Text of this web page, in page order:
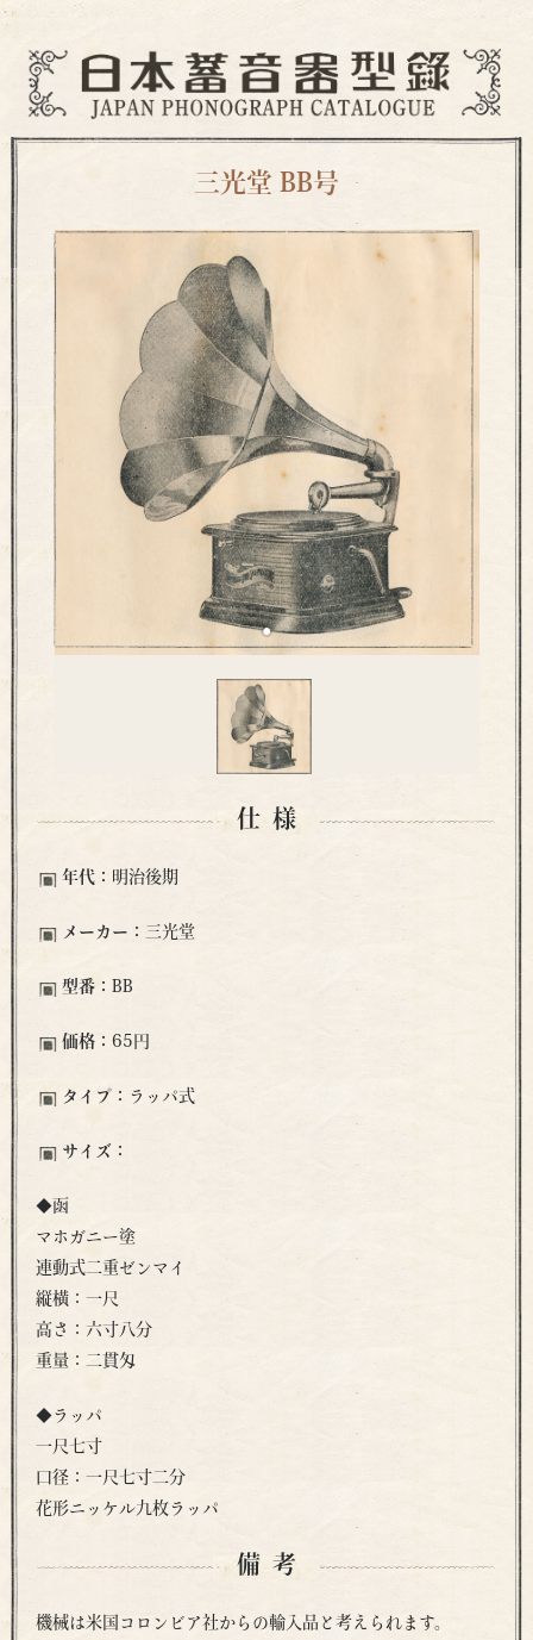
三光堂 BB号
仕様
年代： 明治後期
メーカー：三光堂
型番：BB
価格：65円
タイプ： ラッパ式
サイズ：
◆函
マホガニー塗
連動式二重ゼンマイ
縦横：一尺
高さ：六寸八分
重量：二貫匁
◆ラッパ
一尺七寸
口径：一尺七寸二分
花形ニッケル九枚ラッパ
備考
機械は米国コロンビア社からの輸入品と考えられます。